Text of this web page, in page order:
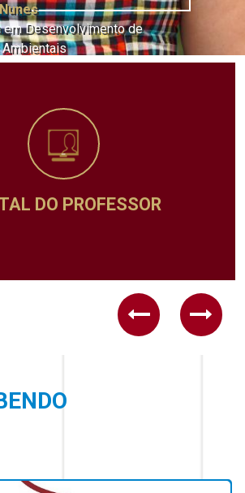
em Desenvolvimento de
DO PROFESSOR
Previous
Next